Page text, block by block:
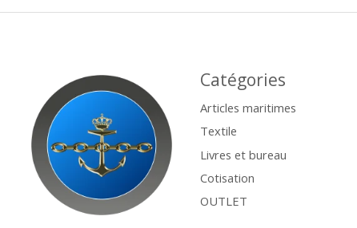
Catégories
Articles maritimes
Textile
Livres et bureau
Cotisation
OUTLET